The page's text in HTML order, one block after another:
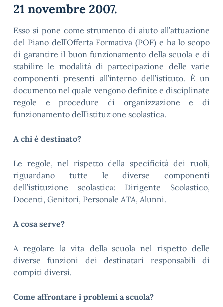
21 novembre 2007.
Esso si pone come strumento di aiuto all’attuazione
del Piano dell’Offerta Formativa (POF) e ha lo scopo
di garantire il buon funzionamento della scuola e di
stabilire le modalità di partecipazione delle varie
componenti presenti all’interno dell’istituto. È un
documento nel quale vengono definite e disciplinate
regole e procedure di organizzazione e di
funzionamento dell’istituzione scolastica.
A chi è destinato?
Le regole, nel rispetto della specificità dei ruoli,
riguardano tutte le diverse componenti
dell’istituzione scolastica: Dirigente Scolastico,
Docenti, Genitori, Personale ATA, Alunni.
A cosa serve?
A regolare la vita della scuola nel rispetto delle
diverse funzioni dei destinatari responsabili di
compiti diversi.
Come affrontare i problemi a scuola?